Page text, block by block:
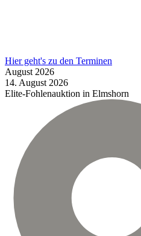
Hier geht's zu den Terminen
August 2026
14. August 2026
Elite-Fohlenauktion in Elmshorn